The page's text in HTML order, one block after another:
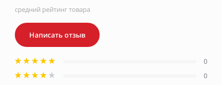
средний рейтинг товара
Написать отзыв
0
0